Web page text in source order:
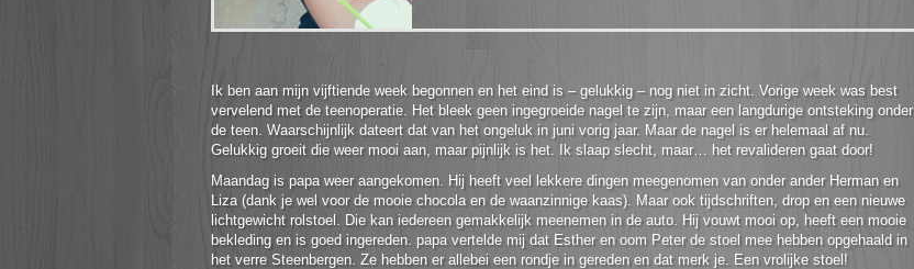
Ik ben aan mijn vijftiende week begonnen en het eind is – gelukkig – nog niet in zicht. Vorige week was best
vervelend met de teenoperatie. Het bleek geen ingegroeide nagel te zijn, maar een langdurige ontsteking onder
de teen. Waarschijnlijk dateert dat van het ongeluk in juni vorig jaar. Maar de nagel is er helemaal af nu.
Gelukkig groeit die weer mooi aan, maar pijnlijk is het. Ik slaap slecht, maar… het revalideren gaat door!
Maandag is papa weer aangekomen. Hij heeft veel lekkere dingen meegenomen van onder ander Herman en
Liza (dank je wel voor de mooie chocola en de waanzinnige kaas). Maar ook tijdschriften, drop en een nieuwe
lichtgewicht rolstoel. Die kan iedereen gemakkelijk meenemen in de auto. Hij vouwt mooi op, heeft een mooie
bekleding en is goed ingereden. papa vertelde mij dat Esther en oom Peter de stoel mee hebben opgehaald in
het verre Steenbergen. Ze hebben er allebei een rondje in gereden en dat merk je. Een vrolijke stoel!